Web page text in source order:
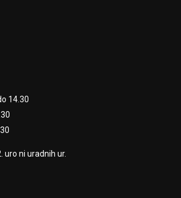
14.30
uro ni uradnih ur.